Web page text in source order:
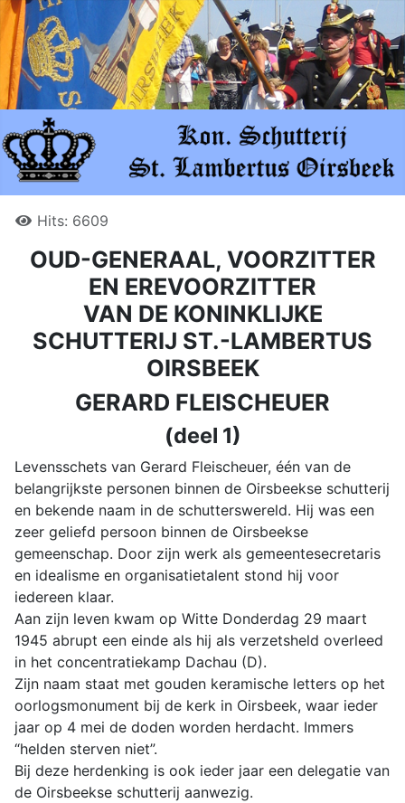
Hits: 6609
OUD-GENERAAL, VOORZITTER
EN EREVOORZITTER
VAN DE KONINKLIJKE
SCHUTTERIJ ST.-LAMBERTUS
OIRSBEEK
GERARD FLEISCHEUER
(deel 1)
Levensschets van Gerard Fleischeuer, één van de
belangrijkste personen binnen de Oirsbeekse schutterij
en bekende naam in de schutterswereld. Hij was een
zeer geliefd persoon binnen de Oirsbeekse
gemeenschap. Door zijn werk als gemeentesecretaris
en idealisme en organisatietalent stond hij voor
iedereen klaar.
Aan zijn leven kwam op Witte Donderdag 29 maart
1945 abrupt een einde als hij als verzetsheld overleed
in het concentratiekamp Dachau (D).
Zijn naam staat met gouden keramische letters op het
oorlogsmonument bij de kerk in Oirsbeek, waar ieder
jaar op 4 mei de doden worden herdacht. Immers
“helden sterven niet”.
Bij deze herdenking is ook ieder jaar een delegatie van
de Oirsbeekse schutterij aanwezig.